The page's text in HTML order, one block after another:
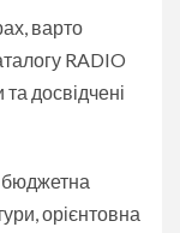
варто
RADIO
досвідчені
орієнтовна